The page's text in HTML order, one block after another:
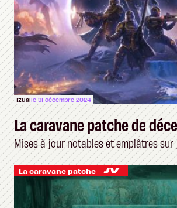
Izualle 31 décembre 2024
La caravane patche de
Mises à jour notables et emplâtres sur
La caravane patche